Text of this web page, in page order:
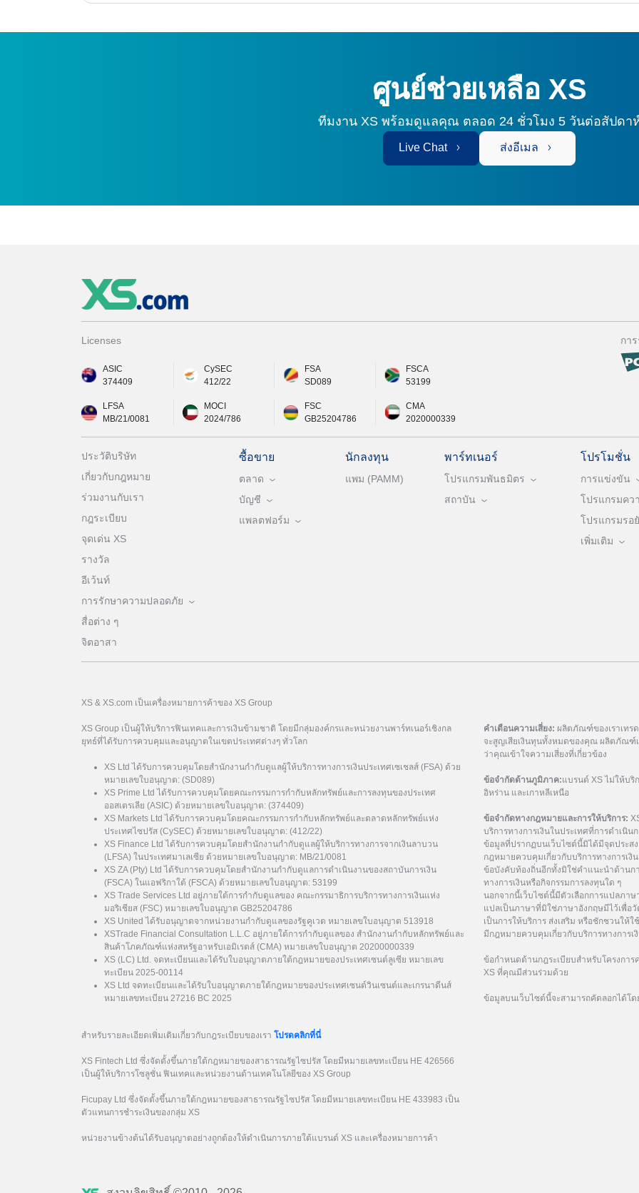
ศูนย์ช่วยเหลือ XS
ทีมงาน XS พร้อมดูแลคุณ ตลอด 24 ชั่วโมง 5 วันต่อสัปดา
Live Chat ส่งอีเมล
Licenses
ASIC
374409
CySEC
412/22
FSA
SD089
FSCA
53199
LFSA
MB/21/0081
MOCI
2024/786
FSC
GB25204786
CMA
2020000339
กา
ประวัติบริษัท
เกี่ยวกับกฎหมาย
ร่วมงานกับเรา
กฎระเบียบ
จุดเด่น XS
รางวัล
อีเว้นท์
การรักษาความปลอดภัย
สื่อต่าง ๆ
จิตอาสา
ซื้อขาย
ตลาด
บัญชี
แพลตฟอร์ม
นักลงทุน
แพม (PAMM)
พาร์ทเนอร์
โปรแกรมพันธมิตร
สถาบัน
โปรโมชั่น
การแข่งขัน
โปรแกรมคว
โปรแกรมรอ
เพิ่มเติม
XS & XS.com เป็นเครื่องหมายการค้าของ XS Group
XS Group เป็นผู้ให้บริการฟินเทคและการเงินข้ามชาติ โดยมีกลุ่มองค์กรและหน่วยงานพาร์ทเนอร์เชิงกล
ยุทธ์ที่ได้รับการควบคุมและอนุญาตในเขตประเทศต่างๆ ทั่วโลก
XS Ltd ได้รับการควบคุมโดยสำนักงานกำกับดูแลผู้ให้บริการทางการเงินประเทศเซเชลส์ (FSA) ด้วย
หมายเลขใบอนุญาต: (SD089)
XS Prime Ltd ได้รับการควบคุมโดยคณะกรรมการกำกับหลักทรัพย์และการลงทุนของประเทศ
ออสเตรเลีย (ASIC) ด้วยหมายเลขใบอนุญาต: (374409)
XS Markets Ltd ได้รับการควบคุมโดยคณะกรรมการกำกับหลักทรัพย์และตลาดหลักทรัพย์แห่ง
ประเทศไซปรัส (CySEC) ด้วยหมายเลขใบอนุญาต: (412/22)
XS Finance Ltd ได้รับการควบคุมโดยสำนักงานกำกับดูแลผู้ให้บริการทางการจากเงินลาบวน
(LFSA) ในประเทศมาเลเซีย ด้วยหมายเลขใบอนุญาต: MB/21/0081
XS ZA (Pty) Ltd ได้รับการควบคุมโดยสำนักงานกำกับดูแลการดำเนินงานของสถาบันการเงิน
(FSCA) ในแอฟริกาใต้ (FSCA) ด้วยหมายเลขใบอนุญาต: 53199
XS Trade Services Ltd อยู่ภายใต้การกำกับดูแลของ คณะกรรมาธิการบริการทางการเงินแห่ง
มอริเชียส (FSC) หมายเลขใบอนุญาต GB25204786
XS United ได้รับอนุญาตจากหน่วยงานกำกับดูแลของรัฐคูเวต หมายเลขใบอนุญาต 513918
XSTrade Financial Consultation L.L.C อยู่ภายใต้การกำกับดูแลของ สำนักงานกำกับหลักทรัพย์และ
สินค้าโภคภัณฑ์แห่งสหรัฐอาหรับเอมิเรตส์ (CMA) หมายเลขใบอนุญาต 20200000339
XS (LC) Ltd. จดทะเบียนและได้รับใบอนุญาตภายใต้กฎหมายของประเทศเซนต์ลูเซีย หมายเลข
ทะเบียน 2025-00114
XS Ltd จดทะเบียนและได้รับใบอนุญาตภายใต้กฎหมายของประเทศเซนต์วินเซนต์และเกรนาดีนส์
หมายเลขทะเบียน 27216 BC 2025
สำหรับรายละเอียดเพิ่มเติมเกี่ยวกับกฎระเบียบของเรา โปรดคลิกที่นี่
XS Fintech Ltd ซึ่งจัดตั้งขึ้นภายใต้กฎหมายของสาธารณรัฐไซปรัส โดยมีหมายเลขทะเบียน HE 426566
เป็นผู้ให้บริการโซลูชั่น ฟินเทคและหน่วยงานด้านเทคโนโลยีของ XS Group
Ficupay Ltd ซึ่งจัดตั้งขึ้นภายใต้กฎหมายของสาธารณรัฐไซปรัส โดยมีหมายเลขทะเบียน HE 433983 เป็น
ตัวแทนการชำระเงินของกลุ่ม XS
หน่วยงานข้างต้นได้รับอนุญาตอย่างถูกต้องให้ดำเนินการภายใต้แบรนด์ XS และเครื่องหมายการค้า
คำเตือนความเสี่ยง: ผลิตภัณฑ์ของเราเทร
จะสูญเสียเงินทุนทั้งหมดของคุณ ผลิตภัณฑ์
ว่าคุณเข้าใจความเสี่ยงที่เกี่ยวข้อง
ข้อจำกัดด้านภูมิภาค:แบรนด์ XS ไม่ให้บริ
อิหร่าน และเกาหลีเหนือ
ข้อจำกัดทางกฎหมายและการให้บริการ:
บริการทางการเงินในประเทศที่การดำเ
ข้อมูลที่ปรากฏบนเว็บไซต์นี้มิได้มีจุดประส
กฎหมายควบคุมเกี่ยวกับบริการทางการเ
ข้อบังคับท้องถิ่นอีกทั้งมิใช่คำแนะนำด้านก
ทางการเงินหรือกิจกรรมการลงทุนใด ๆ
นอกจากนี้เว็บไซต์นี้มีตัวเลือกการแปลภา
แปลเป็นภาษาที่มิใช่ภาษาอังกฤษมีไว้เพื่อ
เป็นการให้บริการ ส่งเสริม หรือชักชวนให้
มีกฎหมายควบคุมเกี่ยวกับบริการทางการเ
ข้อกำหนดด้านกฎระเบียบสำหรับโครงกา
XS ที่คุณมีส่วนร่วมด้วย
ข้อมูลบนเว็บไซต์นี้จะสามารถคัดลอกได้โ